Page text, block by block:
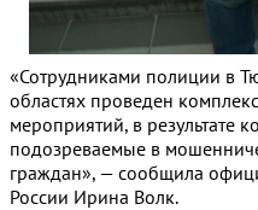
«Сотрудниками полиции в
областях проведен
мероприятий, в результате
подозреваемые в
граждан», — сообщила
России Ирина Волк.